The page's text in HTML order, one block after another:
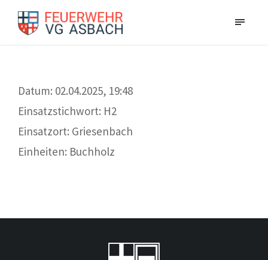
Datum: 02.04.2025, 19:48
Einsatzstichwort: H2
Einsatzort: Griesenbach
Einheiten: Buchholz